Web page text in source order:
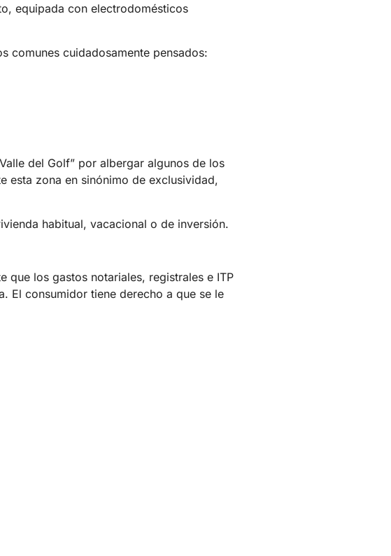
equipada con electrodomésticos
comunes cuidadosamente pensados:
del Golf” por albergar algunos de los
esta zona en sinónimo de exclusividad,
habitual, vacacional o de inversión.
que los gastos notariales, registrales e ITP
El consumidor tiene derecho a que se le